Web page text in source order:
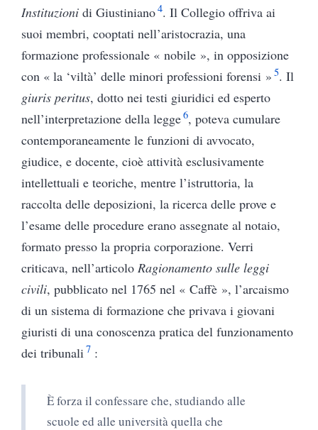
Instituzioni di Giustiniano4. Il Collegio offriva ai
suoi membri, cooptati nell’aristocrazia, una
formazione professionale « nobile », in opposizione
con « la ‘viltà’ delle minori professioni forensi » 5. Il
giuris peritus, dotto nei testi giuridici ed esperto
nell’interpretazione della legge6, poteva cumulare
contemporaneamente le funzioni di avvocato,
giudice, e docente, cioè attività esclusivamente
intellettuali e teoriche, mentre l’istruttoria, la
raccolta delle deposizioni, la ricerca delle prove e
l’esame delle procedure erano assegnate al notaio,
formato presso la propria corporazione. Verri
criticava, nell’articolo Ragionamento sulle leggi
civili, pubblicato nel 1765 nel « Caffè », l’arcaismo
di un sistema di formazione che privava i giovani
giuristi di una conoscenza pratica del funzionamento
dei tribunali7 :
È forza il confessare che, studiando alle
scuole ed alle università quella che